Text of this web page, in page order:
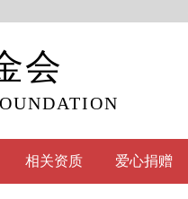
会
相关资质 爱心捐赠